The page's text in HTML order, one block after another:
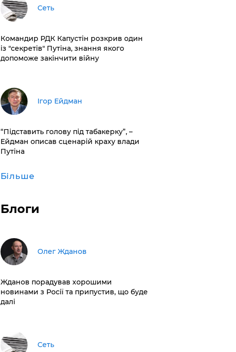
Сеть
Командир РДК Капустін розкрив один
із "секретів" Путіна, знання якого
допоможе закінчити війну
Ігор Ейдман
​“Підставить голову під табакерку”, –
Ейдман описав сценарій краху влади
Путіна
Більше
Блоги
Олег Жданов
Жданов порадував хорошими
новинами з Росії та припустив, що буде
далі
Сеть